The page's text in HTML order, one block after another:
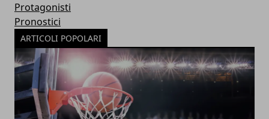
Protagonisti
Pronostici
ARTICOLI POPOLARI